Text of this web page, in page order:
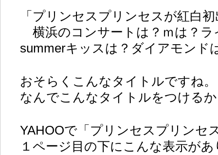
「プリンセスプリンセスが紅白
横浜のコンサートは？ｍは？ラ
summerキッスは？ダイアモンド
おそらくこんなタイトルですね。
なんでこんなタイトルをつける
YAHOOで「プリンセスプリンセ
１ページ目の下にこんな表示が